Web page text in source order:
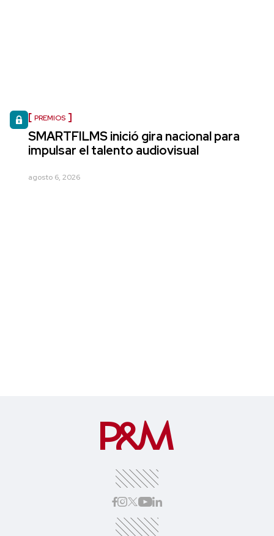
PREMIOS
SMARTFILMS inició gira nacional para
impulsar el talento audiovisual
agosto 6, 2026